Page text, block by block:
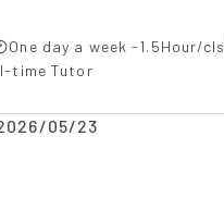
One day a week -1.5Hour/cls
time Tutor
05/23